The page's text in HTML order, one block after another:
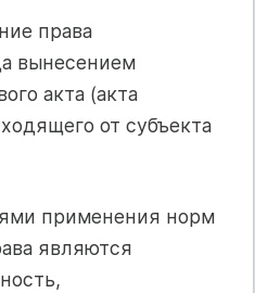
права
вынесением
акта (акта
от субъекта
применения норм
являются